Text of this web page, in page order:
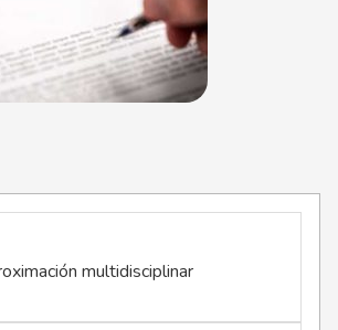
multidisciplinar